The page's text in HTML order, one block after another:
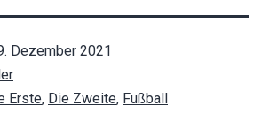
Dezember 2021
Erste, Die Zweite, Fußball